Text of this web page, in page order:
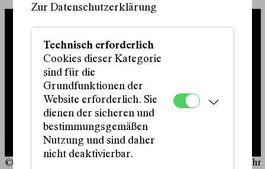
auf die Reichen zu beschreiben, und mit einer
abgeschottete Welt der Supervermögen liefert, macht
Geld ist Klasseden
Erkenntnisprozess plastisch und zeigt: Veränderung
kann nur gemeinsam bewirkt werden - Arme, Reiche
und die Politik müssen gleichermaßen aktiv werden.
Geld ist Klassewird mit dem Forum Freies Theater
Düsseldorf, dem Theater RAMPE in Stuttgart, der Rosa-
Luxemburg-Stiftung und der Kunststiftung NRW
© Christian Knieps ©
Zur Datenschutzerklärung
Technisch erforderlich
Cookies dieser Kategorie
sind für die
Grundfunktionen der
Website erforderlich. Sie
dienen der sicheren und
bestimmungsgemäßen
Nutzung und sind daher
nicht deaktivierbar.